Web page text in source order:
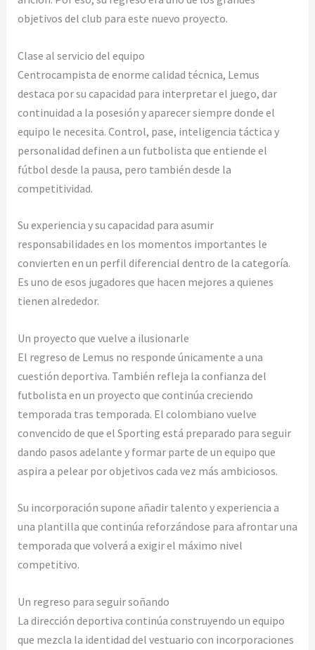
objetivos del club para este nuevo proyecto.
Clase al servicio del equipo
Centrocampista de enorme calidad técnica, Lemus
destaca por su capacidad para interpretar el juego, dar
continuidad a la posesión y aparecer siempre donde el
equipo le necesita. Control, pase, inteligencia táctica y
personalidad definen a un futbolista que entiende el
fútbol desde la pausa, pero también desde la
competitividad.
Su experiencia y su capacidad para asumir
responsabilidades en los momentos importantes le
convierten en un perfil diferencial dentro de la categoría.
Es uno de esos jugadores que hacen mejores a quienes
tienen alrededor.
Un proyecto que vuelve a ilusionarle
El regreso de Lemus no responde únicamente a una
cuestión deportiva. También refleja la confianza del
futbolista en un proyecto que continúa creciendo
temporada tras temporada. El colombiano vuelve
convencido de que el Sporting está preparado para seguir
dando pasos adelante y formar parte de un equipo que
aspira a pelear por objetivos cada vez más ambiciosos.
Su incorporación supone añadir talento y experiencia a
una plantilla que continúa reforzándose para afrontar una
temporada que volverá a exigir el máximo nivel
competitivo.
Un regreso para seguir soñando
La dirección deportiva continúa construyendo un equipo
que mezcla la identidad del vestuario con incorporaciones